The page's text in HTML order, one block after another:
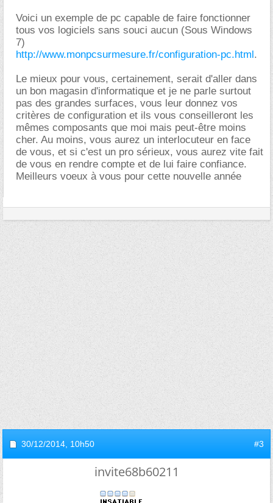
Voici un exemple de pc capable de faire fonctionner
tous vos logiciels sans souci aucun (Sous Windows
7)
http://www.monpcsurmesure.fr/configuration-pc.html.
Le mieux pour vous, certainement, serait d'aller dans
un bon magasin d'informatique et je ne parle surtout
pas des grandes surfaces, vous leur donnez vos
critères de configuration et ils vous conseilleront les
mêmes composants que moi mais peut-être moins
cher. Au moins, vous aurez un interlocuteur en face
de vous, et si c'est un pro sérieux, vous aurez vite fait
de vous en rendre compte et de lui faire confiance.
Meilleurs voeux à vous pour cette nouvelle année
30/12/2014, 10h50 #3
invite68b60211